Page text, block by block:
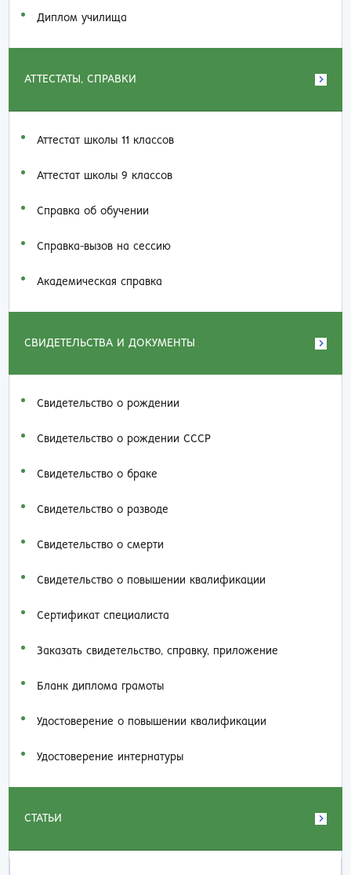
Диплом училища
АТТЕСТАТЫ, СПРАВКИ
Аттестат школы 11 классов
Аттестат школы 9 классов
Справка об обучении
Справка-вызов на сессию
Академическая справка
СВИДЕТЕЛЬСТВА И ДОКУМЕНТЫ
Свидетельство о рождении
Свидетельство о рождении СССР
Свидетельство о браке
Свидетельство о разводе
Свидетельство о смерти
Свидетельство о повышении квалификации
Сертификат специалиста
Заказать cвидетельство, справку, приложение
Бланк диплома грамоты
Удостоверение о повышении квалификации
Удостоверение интернатуры
СТАТЬИ